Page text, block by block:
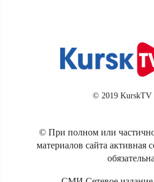
© 2019 KurskTV
© При полном или
материалов сайта активная